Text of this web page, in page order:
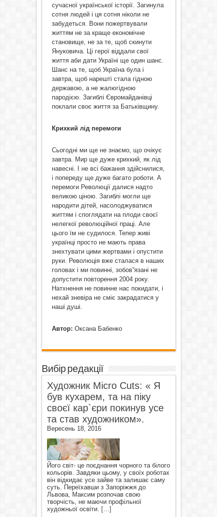
сучасної української історії. Загинула
сотня людей і ця сотня ніколи не
забудеться. Вони пожертвували
життям не за краще економічне
становище, не за те, щоб скинути
Януковича. Ці герої віддали свої
життя аби дати Україні ще один шанс.
Шанс на те, щоб Україна була і
завтра, щоб нарешті стала гідною
державою, а не жалюгідною
пародією. Загиблі Євромайданівці
поклали своє життя за Батьківщину.
Крихкий лід перемоги
Сьогодні ми ще не знаємо, що очікує
завтра. Мир ще дуже крихкий, як лід
навесні. І не всі бажання здійснилися,
і попереду ще дуже багато роботи. А
перемоги Революції далися надто
великою ціною. Загиблі могли ще
народити дітей, насолоджуватися
життям і споглядати на плоди своєї
нелегкої революційної праці. Але
цього їм не судилося. Тепер живі
українці просто не мають права
знехтувати цими жертвами і опустити
руки. Революція вже сталася в наших
головах і ми повинні, зобов”язані не
допустити повторення 2004 року.
Натхнення не повинне нас покидати, і
нехай зневіра не сміє закрадатися у
наші душі.
Автор: Оксана Бабенко
Вибір редакції
Художник Micro Cuts: « Я
був кухарем, та на піку
своєї кар`єри покинув усе
та став художником».
Вересень 18, 2016
Його світ- це поєднання чорного та білого
кольорів. Завдяки цьому, у своїх роботах
він відкидає усе зайве та залишає саму
суть. Переїхавши з Запоріжжя до
Львова, Максим розпочав свою
творчість, не маючи профільної
художньої освіти. […]